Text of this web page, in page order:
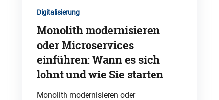
Digitalisierung
Monolith modernisieren
oder Microservices
einführen: Wann es sich
lohnt und wie Sie starten
Monolith modernisieren oder